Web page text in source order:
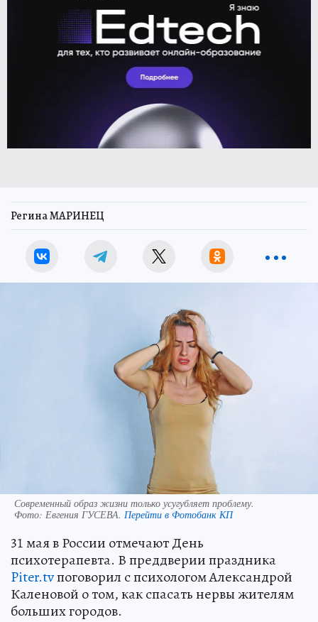
Регина МАРИНЕЦ
Современный образ жизни только усугубляет проблему.
Фото: Евгения ГУСЕВА. Перейти в Фотобанк КП
31 мая в России отмечают День
психотерапевта. В преддверии праздника
Piter.tvпоговорил с психологом Александрой
Каленовой о том, как спасать нервы жителям
больших городов.